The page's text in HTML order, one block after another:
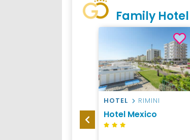
Family Hotel
HOTEL RIMINI
Hotel Mexico